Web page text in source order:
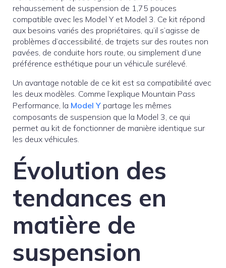
rehaussement de suspension de 1,75 pouces
compatible avec les Model Y et Model 3. Ce kit répond
aux besoins variés des propriétaires, qu’il s’agisse de
problèmes d’accessibilité, de trajets sur des routes non
pavées, de conduite hors route, ou simplement d’une
préférence esthétique pour un véhicule surélevé.
Un avantage notable de ce kit est sa compatibilité avec
les deux modèles. Comme l’explique Mountain Pass
Performance, la Model Y partage les mêmes
composants de suspension que la Model 3, ce qui
permet au kit de fonctionner de manière identique sur
les deux véhicules.
Évolution des
tendances en
matière de
suspension